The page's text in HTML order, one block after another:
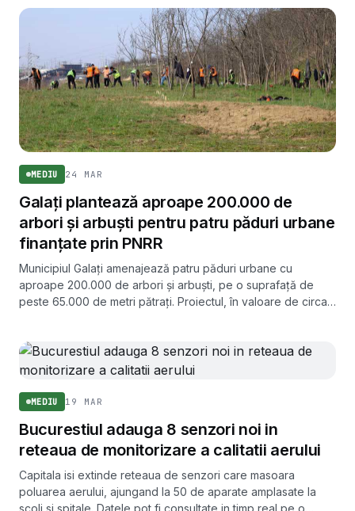
MEDIU 24 MAR
Galați plantează aproape 200.000 de
arbori și arbuști pentru patru păduri urbane
finanțate prin PNRR
Municipiul Galați amenajează patru păduri urbane cu
aproape 200.000 de arbori și arbuști, pe o suprafață de
peste 65.000 de metri pătrați. Proiectul, în valoare de circa
MEDIU 19 MAR
Bucurestiul adauga 8 senzori noi in
reteaua de monitorizare a calitatii aerului
Capitala isi extinde reteaua de senzori care masoara
poluarea aerului, ajungand la 50 de aparate amplasate la
scoli si spitale. Datele pot fi consultate in timp real pe o